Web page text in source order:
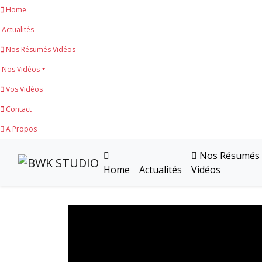
Home
Actualités
Nos Résumés Vidéos
Nos Vidéos
Vos Vidéos
Contact
A Propos
Home Actualités
Nos Résumés
Vidéos